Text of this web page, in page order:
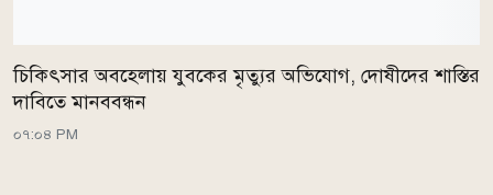
চিকিৎসার অবহেলায় যুবকের মৃত্যুর অভিযোগ, দোষীদের শাস্তির
দাবিতে মানববন্ধন
০৭:০৪ PM